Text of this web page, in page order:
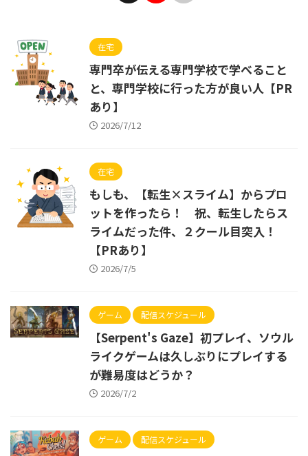
在宅
専門卒が伝える専門学校で学べること
と、専門学校に行った方が良い人【PR
あり】
2026/7/12
在宅
もしも、【転生×スライム】からプロ
ットを作ったら！ 祝、転生したらス
ライムだった件、２クール目突入！
【PRあり】
2026/7/5
ゲーム 配信スケジュール
【Serpent's Gaze】初プレイ、ソウル
ライクゲームは久しぶりにプレイする
が難易度はどうか？
2026/7/2
ゲーム 配信スケジュール